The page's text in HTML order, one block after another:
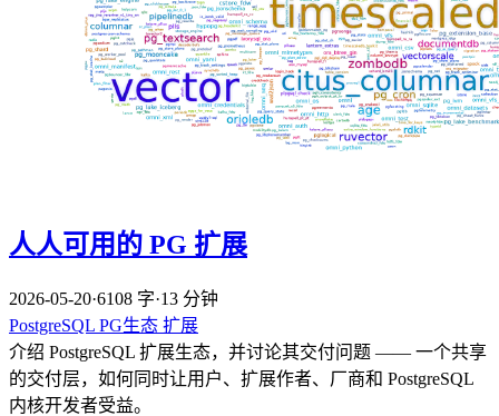
人人可用的 PG 扩展
2026-05-20·6108 字·13 分钟
PostgreSQL PG生态 扩展
介绍 PostgreSQL 扩展生态，并讨论其交付问题 —— 一个共享
的交付层，如何同时让用户、扩展作者、厂商和 PostgreSQL
内核开发者受益。